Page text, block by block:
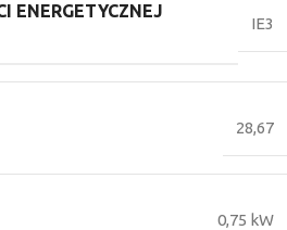
ENERGETYCZNEJ
IE3
28,67
0,75 kW